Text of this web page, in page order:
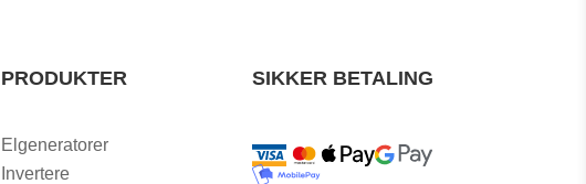
PRODUKTER
Elgeneratorer
Invertere
SIKKER BETALING